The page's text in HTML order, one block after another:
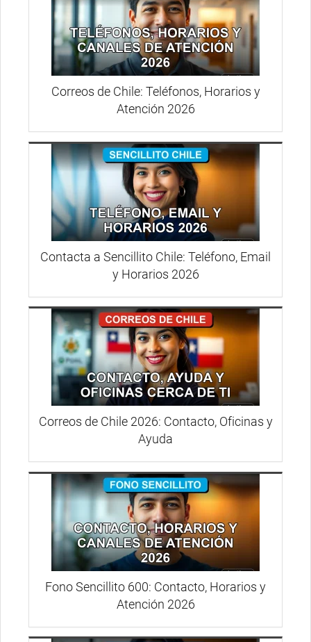
Correos de Chile: Teléfonos, Horarios y
Atención 2026
Contacta a Sencillito Chile: Teléfono, Email
y Horarios 2026
Correos de Chile 2026: Contacto, Oficinas y
Ayuda
Fono Sencillito 600: Contacto, Horarios y
Atención 2026